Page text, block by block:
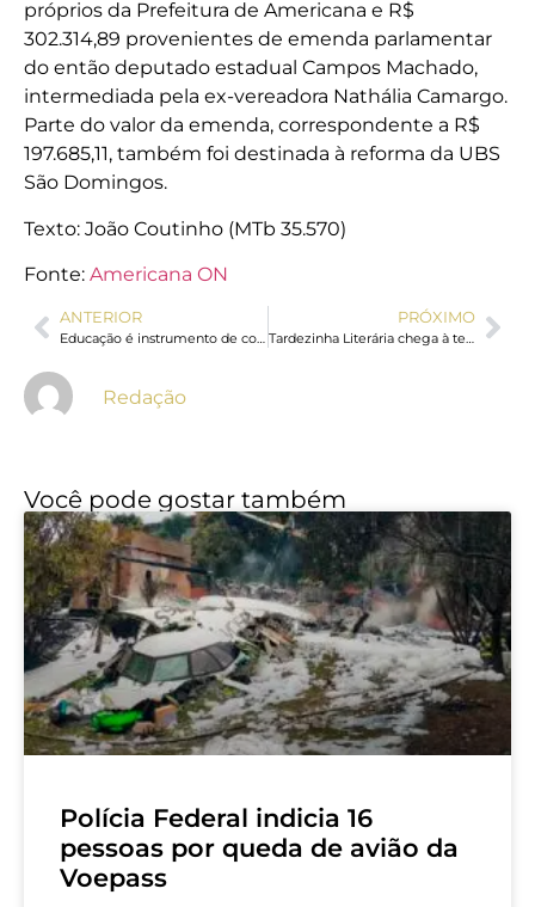
próprios da Prefeitura de Americana e R$
302.314,89 provenientes de emenda parlamentar
do então deputado estadual Campos Machado,
intermediada pela ex-vereadora Nathália Camargo.
Parte do valor da emenda, correspondente a R$
197.685,11, também foi destinada à reforma da UBS
São Domingos.
Texto: João Coutinho (MTb 35.570)
Fonte: Americana ON
ANTERIOR
Educação é instrumento de consciência e soberania para Brasil e África
PRÓXIMO
Tardezinha Literária chega à terceira edição em Americana com música, oficinas e atrações culturais para toda a família
Redação
Você pode gostar também
Polícia Federal indicia 16
pessoas por queda de avião da
Voepass